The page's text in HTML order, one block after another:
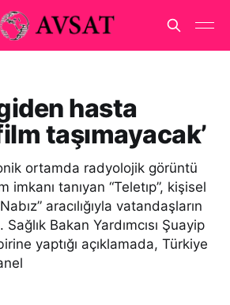
hasta
taşımayacak’
ortamda radyolojik görüntü
imkanı tanıyan “Teletıp”, kişisel
aracılığıyla vatandaşların
Sağlık Bakan Yardımcısı Şuayip
yaptığı açıklamada, Türkiye